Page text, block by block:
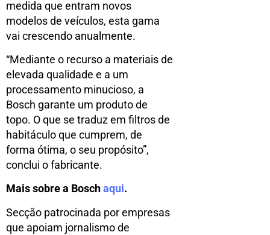
medida que entram novos
modelos de veículos, esta gama
vai crescendo anualmente.
“Mediante o recurso a materiais de
elevada qualidade e a um
processamento minucioso, a
Bosch garante um produto de
topo. O que se traduz em filtros de
habitáculo que cumprem, de
forma ótima, o seu propósito”,
conclui o fabricante.
Mais sobre a Boschaqui.
Secção patrocinada por empresas
que apoiam jornalismo de